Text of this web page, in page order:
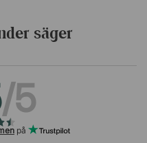
säger
/5
på